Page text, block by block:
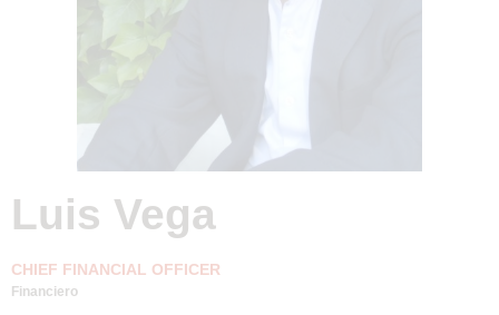
Luis Vega
CHIEF FINANCIAL OFFICER
Financiero